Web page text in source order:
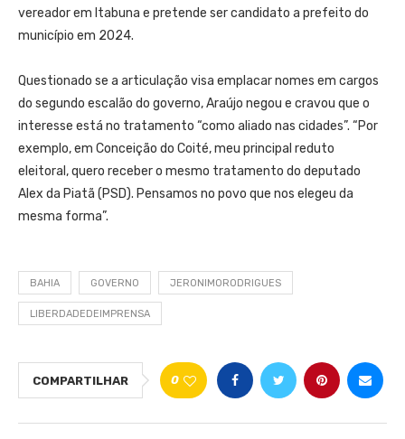
vereador em Itabuna e pretende ser candidato a prefeito do
município em 2024.
Questionado se a articulação visa emplacar nomes em cargos
do segundo escalão do governo, Araújo negou e cravou que o
interesse está no tratamento “como aliado nas cidades”. “Por
exemplo, em Conceição do Coité, meu principal reduto
eleitoral, quero receber o mesmo tratamento do deputado
Alex da Piatã (PSD). Pensamos no povo que nos elegeu da
mesma forma”.
BAHIA GOVERNO JERONIMORODRIGUES
LIBERDADEDEIMPRENSA
COMPARTILHAR 0